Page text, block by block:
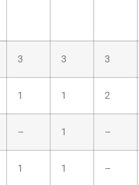
3 3 3
1 1 2
– 1 –
1 1 –